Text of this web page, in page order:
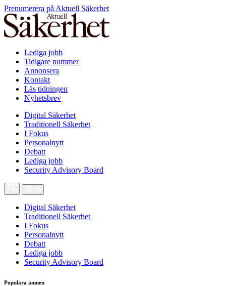
Prenumerera på Aktuell Säkerhet
Lediga jobb
Tidigare nummer
Annonsera
Kontakt
Läs tidningen
Nyhetsbrev
Digital Säkerhet
Traditionell Säkerhet
I Fokus
Personalnytt
Debatt
Lediga jobb
Security Advisory Board
Digital Säkerhet
Traditionell Säkerhet
I Fokus
Personalnytt
Debatt
Lediga jobb
Security Advisory Board
Populära ämnen